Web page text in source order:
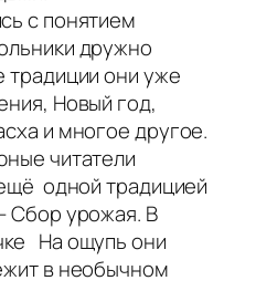
с понятием
дружно
традиции они уже
Новый год,
и многое другое.
читатели
одной традицией
Сбор урожая. В
На ощупь они
в необычном